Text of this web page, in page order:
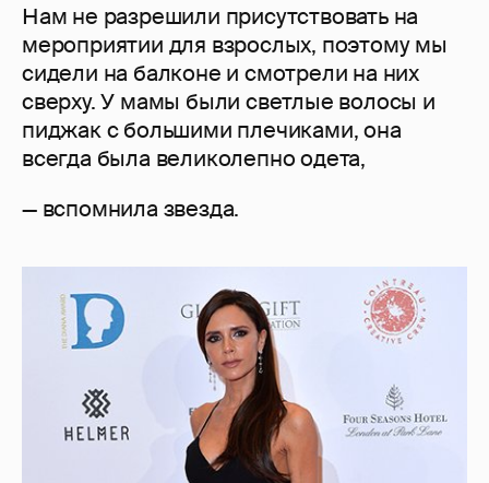
Нам не разрешили присутствовать на
мероприятии для взрослых, поэтому мы
сидели на балконе и смотрели на них
сверху. У мамы были светлые волосы и
пиджак с большими плечиками, она
всегда была великолепно одета,
— вспомнила звезда.